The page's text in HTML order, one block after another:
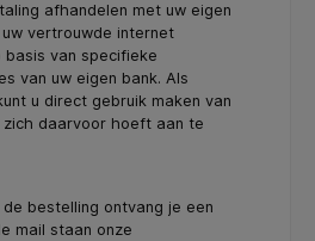
afhandelen met uw eigen
vertrouwde internet
van specifieke
van uw eigen bank. Als
u direct gebruik maken van
zich daarvoor hoeft aan te
bestelling ontvang je een
mail staan onze